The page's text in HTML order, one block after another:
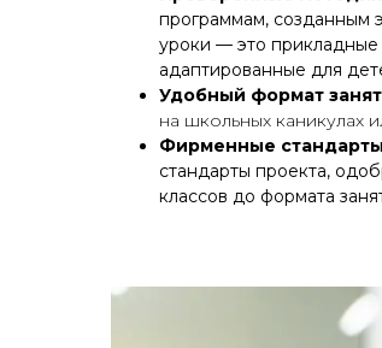
программам, созданным
уроки — это прикладные
адаптированные для
Удобный формат
на школьных каникулах
Фирменные
стандарты проекта,
классов до формата